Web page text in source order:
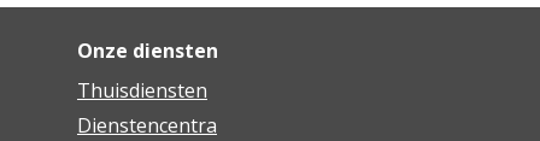
Onze diensten
Thuisdiensten
Dienstencentra